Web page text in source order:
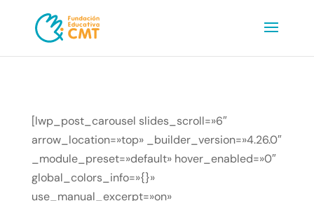
[lwp_post_carousel slides_scroll=»6″
arrow_location=»top» _builder_version=»4.26.0″
_module_preset=»default» hover_enabled=»0″
global_colors_info=»{}»
use_manual_excerpt=»on»